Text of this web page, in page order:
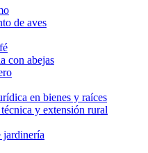
de aves
con abejas
en bienes y raíces
y extensión rural
jardinería